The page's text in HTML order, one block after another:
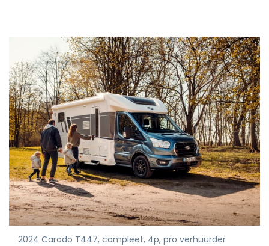
2024 Carado T447, compleet, 4p, pro verhuurder